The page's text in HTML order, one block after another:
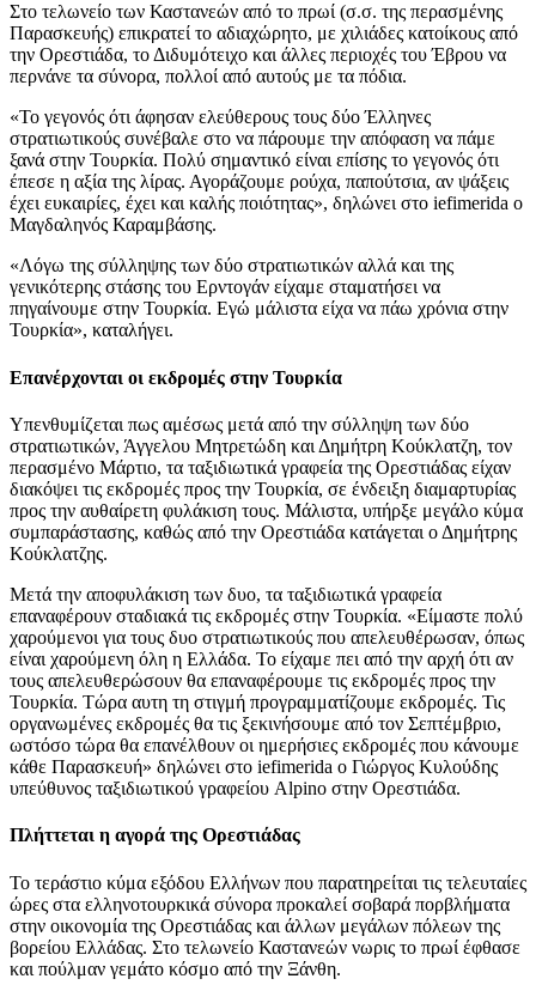
Στο τελωνείο των Καστανεών από το πρωί (σ.σ. της περασμένης
Παρασκευής) επικρατεί το αδιαχώρητο, με χιλιάδες κατοίκους από
την Ορεστιάδα, το Διδυμότειχο και άλλες περιοχές του Έβρου να
περνάνε τα σύνορα, πολλοί από αυτούς με τα πόδια.
«Το γεγονός ότι άφησαν ελεύθερους τους δύο Έλληνες
στρατιωτικούς συνέβαλε στο να πάρουμε την απόφαση να πάμε
ξανά στην Τουρκία. Πολύ σημαντικό είναι επίσης το γεγονός ότι
έπεσε η αξία της λίρας. Αγοράζουμε ρούχα, παπούτσια, αν ψάξεις
έχει ευκαιρίες, έχει και καλής ποιότητας», δηλώνει στο iefimerida ο
Μαγδαληνός Καραμβάσης.
«Λόγω της σύλληψης των δύο στρατιωτικών αλλά και της
γενικότερης στάσης του Ερντογάν είχαμε σταματήσει να
πηγαίνουμε στην Τουρκία. Εγώ μάλιστα είχα να πάω χρόνια στην
Τουρκία», καταλήγει.
Επανέρχονται οι εκδρομές στην Τουρκία
Υπενθυμίζεται πως αμέσως μετά από την σύλληψη των δύο
στρατιωτικών, Άγγελου Μητρετώδη και Δημήτρη Κούκλατζη, τον
περασμένο Μάρτιο, τα ταξιδιωτικά γραφεία της Ορεστιάδας είχαν
διακόψει τις εκδρομές προς την Τουρκία, σε ένδειξη διαμαρτυρίας
προς την αυθαίρετη φυλάκιση τους. Μάλιστα, υπήρξε μεγάλο κύμα
συμπαράστασης, καθώς από την Ορεστιάδα κατάγεται ο Δημήτρης
Κούκλατζης.
Μετά την αποφυλάκιση των δυο, τα ταξιδιωτικά γραφεία
επαναφέρουν σταδιακά τις εκδρομές στην Τουρκία. «Είμαστε πολύ
χαρούμενοι για τους δυο στρατιωτικούς που απελευθέρωσαν, όπως
είναι χαρούμενη όλη η Ελλάδα. Το είχαμε πει από την αρχή ότι αν
τους απελευθερώσουν θα επαναφέρουμε τις εκδρομές προς την
Τουρκία. Τώρα αυτη τη στιγμή προγραμματίζουμε εκδρομές. Τις
οργανωμένες εκδρομές θα τις ξεκινήσουμε από τον Σεπτέμβριο,
ωστόσο τώρα θα επανέλθουν οι ημερήσιες εκδρομές που κάνουμε
κάθε Παρασκευή» δηλώνει στο iefimerida ο Γιώργος Κυλούδης
υπεύθυνος ταξιδιωτικού γραφείου Alpino στην Ορεστιάδα.
Πλήττεται η αγορά της Ορεστιάδας
Το τεράστιο κύμα εξόδου Ελλήνων που παρατηρείται τις τελευταίες
ώρες στα ελληνοτουρκικά σύνορα προκαλεί σοβαρά πορβλήματα
στην οικονομία της Ορεστιάδας και άλλων μεγάλων πόλεων της
βορείου Ελλάδας. Στο τελωνείο Καστανεών νωρις το πρωί έφθασε
και πούλμαν γεμάτο κόσμο από την Ξάνθη.